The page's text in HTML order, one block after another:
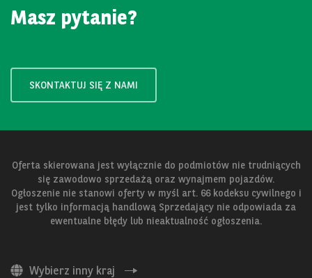
Masz pytanie?
SKONTAKTUJ SIĘ Z NAMI
Oferta skierowana jest wyłącznie do podmiotów nie trudniących
się zawodowo sprzedażą oraz wynajmem pojazdów.
Ogłoszenie nie stanowi oferty w myśl art. 66 kodeksu cywilnego i
jest tylko informacją handlową Sprzedający nie odpowiada za
ewentualne błędy lub nieaktualność ogłoszenia.
Wybierz inny kraj